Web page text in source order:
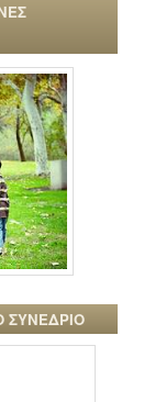
ΣΥΝΕΔΡΙΟ